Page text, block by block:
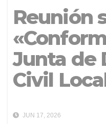
Reunión
Junta de
Civil
JUN 17, 2026